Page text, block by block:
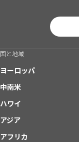
国と地域
ヨーロッパ
中南米
ハワイ
アジア
アフリカ